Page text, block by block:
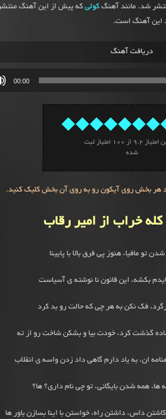
کولی که پیش از این آهنگ
دریافت آهنگ
00:00
امتیاز 9.2 از 100 امتیاز ثبت
شده
هر بخش روی آیکون رو به روی آن بخش کلیک کنید.
خراب از امیر رقاب
تو مافیا، هنوز پی فرق بالا با پایینا
بکشه، این قانون نا نوشته ی آسیاست
فک نکن به هر چی که حالت رو بد کرد
گذشت کرد، خودت بیا و بشکن شاخت رو از ته
ان، به یاد دارم گاهی داد زدن واسه ی انقلاب
ها، همه شدن بایگانی، تو چی نام داری؟ ها؟
داس، داشتن راه، خواستن با اینا بسازن باور ها